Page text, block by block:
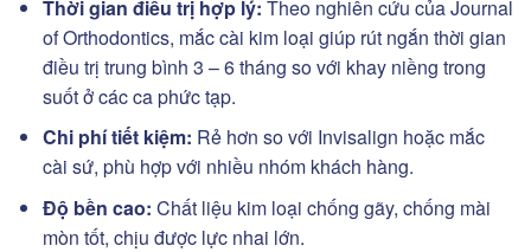
Thời gian điều trị hợp lý: Theo nghiên cứu của Journal
of Orthodontics, mắc cài kim loại giúp rút ngắn thời gian
điều trị trung bình 3 – 6 tháng so với khay niềng trong
suốt ở các ca phức tạp.
Chi phí tiết kiệm: Rẻ hơn so với Invisalign hoặc mắc
cài sứ, phù hợp với nhiều nhóm khách hàng.
Độ bền cao: Chất liệu kim loại chống gãy, chống mài
mòn tốt, chịu được lực nhai lớn.